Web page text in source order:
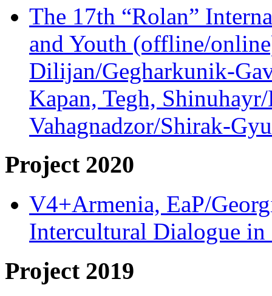
The 17th “Rolan”
and Youth (offline/
Dilijan/Gegharkunik-
Kapan, Tegh,
Vahagnadzor/Shirak-
Project 2020
V4+Armenia, EaP/
Intercultural Dialogue
Project 2019